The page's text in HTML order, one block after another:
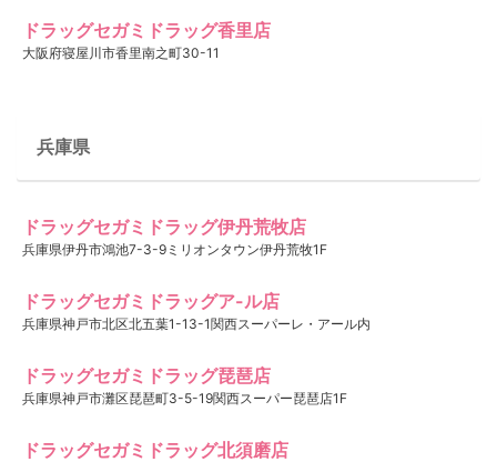
ドラッグセガミドラッグ香里店
大阪府寝屋川市香里南之町30-11
兵庫県
ドラッグセガミドラッグ伊丹荒牧店
兵庫県伊丹市鴻池7-3-9ミリオンタウン伊丹荒牧1F
ドラッグセガミドラッグア-ル店
兵庫県神戸市北区北五葉1-13-1関西スーパーレ・アール内
ドラッグセガミドラッグ琵琶店
兵庫県神戸市灘区琵琶町3-5-19関西スーパー琵琶店1F
ドラッグセガミドラッグ北須磨店